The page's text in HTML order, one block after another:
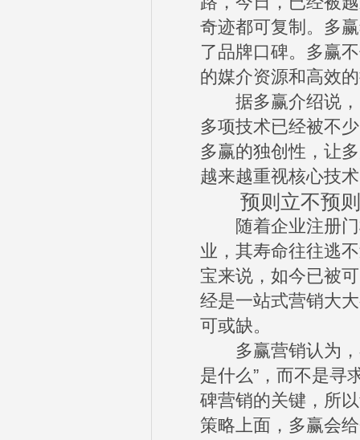
奇迹都可复制。多
了品牌口碑。多赢
的媒介资源和高效
据多赢介绍说，
多项技术已经被不
多赢的独创性，让
越来越重视核心技
预则立不预则
随着企业注册门
业，其寿命往往逃
宝来说，如今已被
经是一站式营销大
可或缺。
多赢营销认为，
是什么”，而不是寻
碑营销的关键，所
策略上面，多赢会